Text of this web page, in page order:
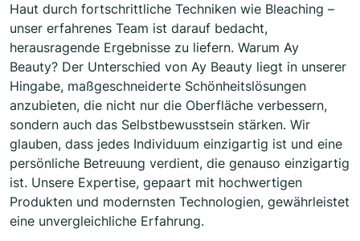
Haut durch fortschrittliche Techniken wie Bleaching –
unser erfahrenes Team ist darauf bedacht,
herausragende Ergebnisse zu liefern. Warum Ay
Beauty? Der Unterschied von Ay Beauty liegt in unserer
Hingabe, maßgeschneiderte Schönheitslösungen
anzubieten, die nicht nur die Oberfläche verbessern,
sondern auch das Selbstbewusstsein stärken. Wir
glauben, dass jedes Individuum einzigartig ist und eine
persönliche Betreuung verdient, die genauso einzigartig
ist. Unsere Expertise, gepaart mit hochwertigen
Produkten und modernsten Technologien, gewährleistet
eine unvergleichliche Erfahrung.